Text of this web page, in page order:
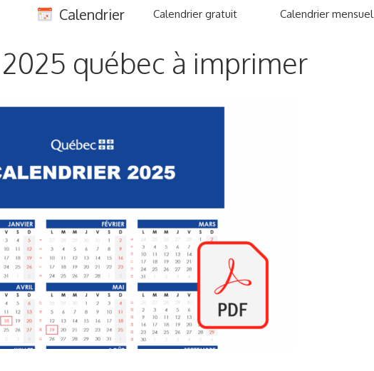
Calendrier Calendrier gratuit Calendrier mensuel
québec à imprimer